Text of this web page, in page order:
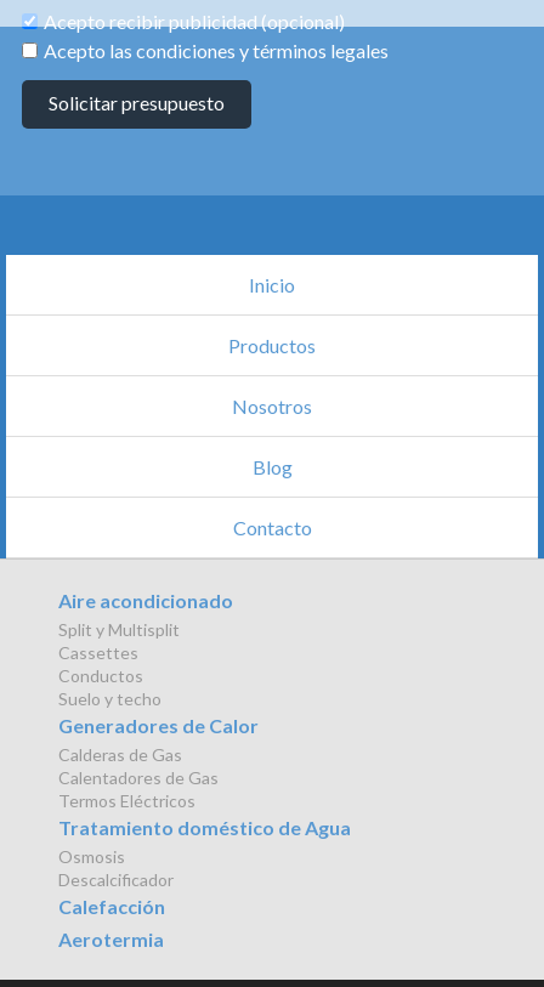
Acepto recibir publicidad (opcional)
Acepto las condiciones y términos legales
Solicitar presupuesto
Inicio
Productos
Nosotros
Blog
Contacto
Aire acondicionado
Split y Multisplit
Cassettes
Conductos
Suelo y techo
Generadores de Calor
Calderas de Gas
Calentadores de Gas
Termos Eléctricos
Tratamiento doméstico de Agua
Osmosis
Descalcificador
Calefacción
Aerotermia